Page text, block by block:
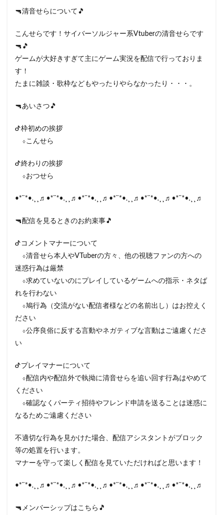
🔫清音せらについて🎵
こんせらです！サイバーソルジャー系Vtuberの清音せらです
🔫🎵
ゲームが大好きすぎて主にゲーム実況を配信で行っておりま
す！
たまに雑談・歌枠などもやったりやらなかったり・・・。
🔫あいさつ🎵
ᕷ枠初めの挨拶
⬨こんせら
ᕷ終わりの挨拶
⬨おつせら
•*¨*•.¸¸♬•*¨*•.¸¸♬•*¨*•.¸¸♬•*¨*•.¸¸♬•*¨*•.¸¸♬•*¨*•.¸¸♬
🔫配信を見るときのお約束事🎵
ᕷコメントマナーについて
⬨清音せら本人やVTuberの方々、他の視聴ファンの方への
迷惑行為は厳禁
⬨求めていないのにプレイしているゲームへの指示・ネタば
れを行わない
⬨鳩行為（交流がない配信者様などの名前出し）はお控えく
ださい
⬨公序良俗に反する言動やネガティブな言動はご遠慮くださ
い
ᕷプレイマナーについて
⬨配信内や配信外で執拗に清音せらを追い回す行為はやめて
ください
⬨確認なくパーティ招待やフレンド申請を送ることは迷惑に
なるためご遠慮ください
不適切な行為を見かけた場合、配信アシスタントがブロック
等の処置を行います。
マナーを守って楽しく配信を見ていただければと思います！
•*¨*•.¸¸♬•*¨*•.¸¸♬•*¨*•.¸¸♬•*¨*•.¸¸♬•*¨*•.¸¸♬•*¨*•.¸¸♬
🔫メンバーシップはこちら🎵